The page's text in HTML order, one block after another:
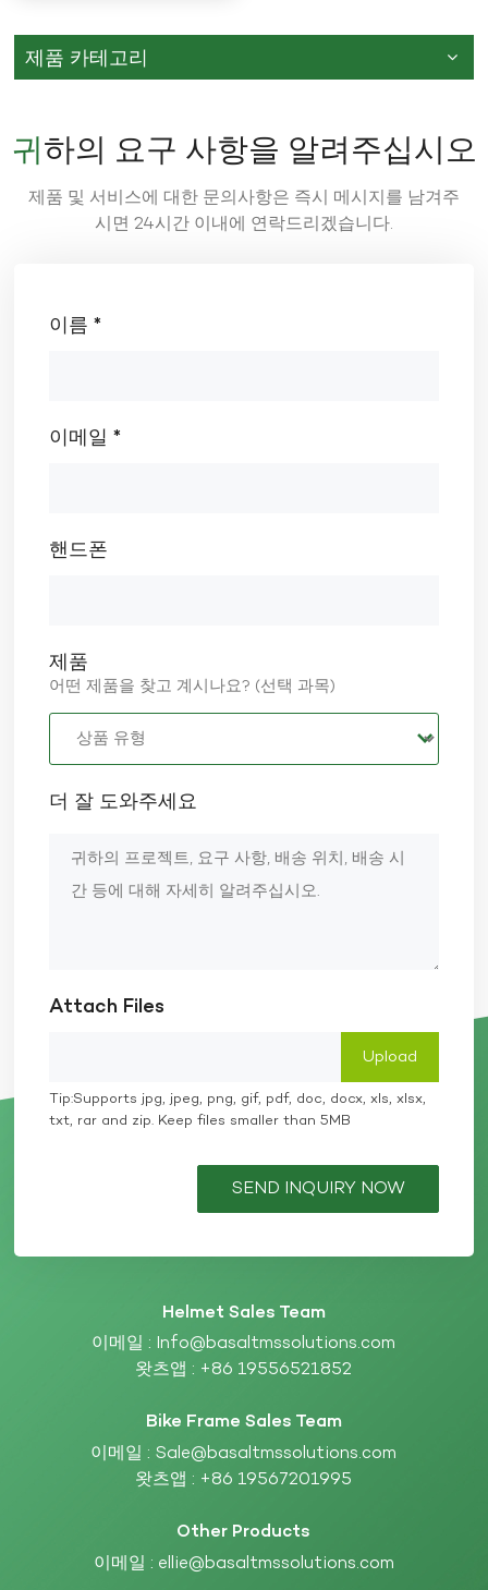
제품 카테고리
귀하의 요구 사항을 알려주십시오
제품 및 서비스에 대한 문의사항은 즉시 메시지를 남겨주
시면 24시간 이내에 연락드리겠습니다.
이름 *
이메일 *
핸드폰
제품
어떤 제품을 찾고 계시나요? (선택 과목)
더 잘 도와주세요
Attach Files
Tip:Supports jpg, jpeg, png, gif, pdf, doc, docx, xls, xlsx,
txt, rar and zip. Keep files smaller than 5MB
SEND INQUIRY NOW
Helmet Sales Team
이메일 : Info@basaltmssolutions.com
왓츠앱 : +86 19556521852
Bike Frame Sales Team
이메일 : Sale@basaltmssolutions.com
왓츠앱 : +86 19567201995
Other Products
이메일 : ellie@basaltmssolutions.com